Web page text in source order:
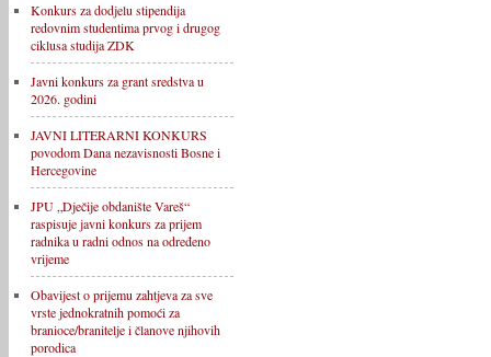
Konkurs za dodjelu stipendija
redovnim studentima prvog i drugog
ciklusa studija ZDK
Javni konkurs za grant sredstva u
2026. godini
JAVNI LITERARNI KONKURS
povodom Dana nezavisnosti Bosne i
Hercegovine
JPU „Dječije obdanište Vareš“
raspisuje javni konkurs za prijem
radnika u radni odnos na određeno
vrijeme
Obavijest o prijemu zahtjeva za sve
vrste jednokratnih pomoći za
branioce/branitelje i članove njihovih
porodica